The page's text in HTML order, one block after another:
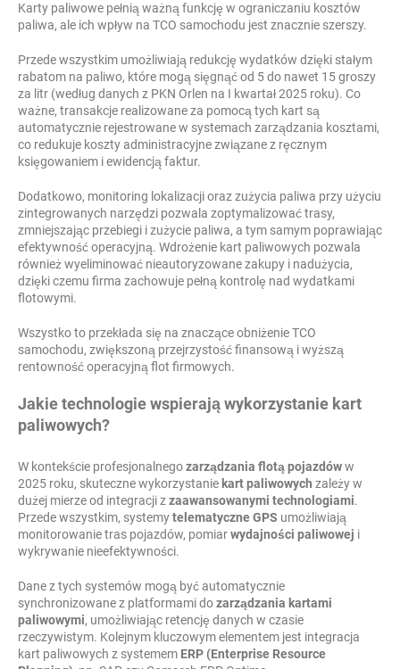
Karty paliwowe pełnią ważną funkcję w ograniczaniu kosztów
paliwa, ale ich wpływ na TCO samochodu jest znacznie szerszy.
Przede wszystkim umożliwiają redukcję wydatków dzięki stałym
rabatom na paliwo, które mogą sięgnąć od 5 do nawet 15 groszy
za litr (według danych z PKN Orlen na I kwartał 2025 roku). Co
ważne, transakcje realizowane za pomocą tych kart są
automatycznie rejestrowane w systemach zarządzania kosztami,
co redukuje koszty administracyjne związane z ręcznym
księgowaniem i ewidencją faktur.
Dodatkowo, monitoring lokalizacji oraz zużycia paliwa przy użyciu
zintegrowanych narzędzi pozwala zoptymalizować trasy,
zmniejszając przebiegi i zużycie paliwa, a tym samym poprawiając
efektywność operacyjną. Wdrożenie kart paliwowych pozwala
również wyeliminować nieautoryzowane zakupy i nadużycia,
dzięki czemu firma zachowuje pełną kontrolę nad wydatkami
flotowymi.
Wszystko to przekłada się na znaczące obniżenie TCO
samochodu, zwiększoną przejrzystość finansową i wyższą
rentowność operacyjną flot firmowych.
Jakie technologie wspierają wykorzystanie kart
paliwowych?
W kontekście profesjonalnegozarządzania flotą pojazdóww
2025 roku, skuteczne wykorzystanie kart paliwowych zależy w
dużej mierze od integracji zzaawansowanymi technologiami.
Przede wszystkim, systemytelematyczne GPS umożliwiają
monitorowanie tras pojazdów, pomiarwydajności paliwowej i
wykrywanie nieefektywności.
Dane z tych systemów mogą być automatycznie
synchronizowane z platformami dozarządzania kartami
paliwowymi, umożliwiając retencję danych w czasie
rzeczywistym. Kolejnym kluczowym elementem jest integracja
kart paliwowych z systemem ERP (Enterprise Resource